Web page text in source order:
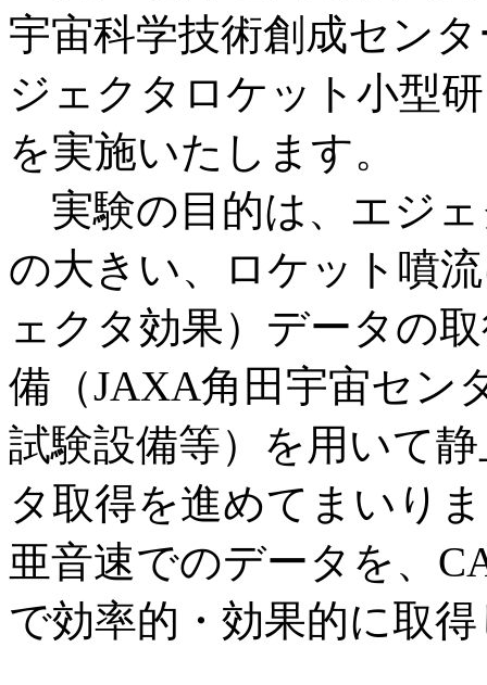
宇宙科学技術創成セン
ジェクタロケット小型
を実施いたします。
実験の目的は、エジ
の大きい、ロケット噴
ェクタ効果）データの
備（JAXA角田宇宙セ
試験設備等）を用いて
タ取得を進めてまいり
亜音速でのデータを、
で効率的・効果的に取